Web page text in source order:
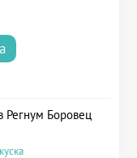
Регнум Боровец